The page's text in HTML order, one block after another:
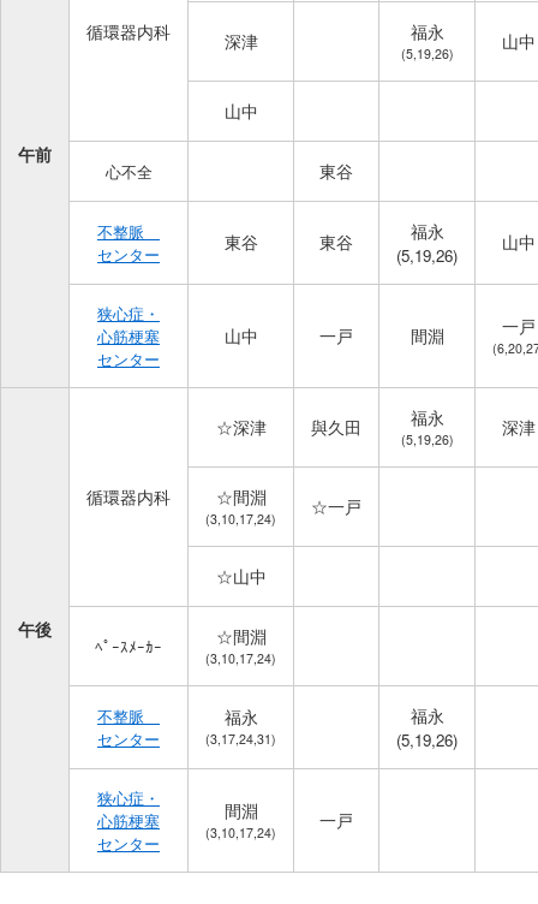
午前
循環器内科 深津 福永
(5,19,26)
山中
山中
心不全 東谷
不整脈
センター
東谷 東谷 福永
(5,19,26)
山中
狭心症・
心筋梗塞
センター
山中 一戸 間淵 一戸
午後
循環器内科
☆深津 與久田 福永
(5,19,26)
深津
☆間淵
(3,10,17,24)
☆一戸
☆山中
ﾍﾟｰｽﾒｰｶｰ ☆間淵
(3,10,17,24)
不整脈
センター
福永
(3,17,24,31)
福永
(5,19,26)
狭心症・
心筋梗塞
センター
間淵
(3,10,17,24)
一戸